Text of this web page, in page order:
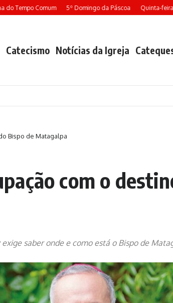
Tempo Comum 5º Domingo da Páscoa Quinta-feira
Catecismo Notícias da Igreja
Bispo de Matagalpa
com o
saber onde e como está o Bispo de